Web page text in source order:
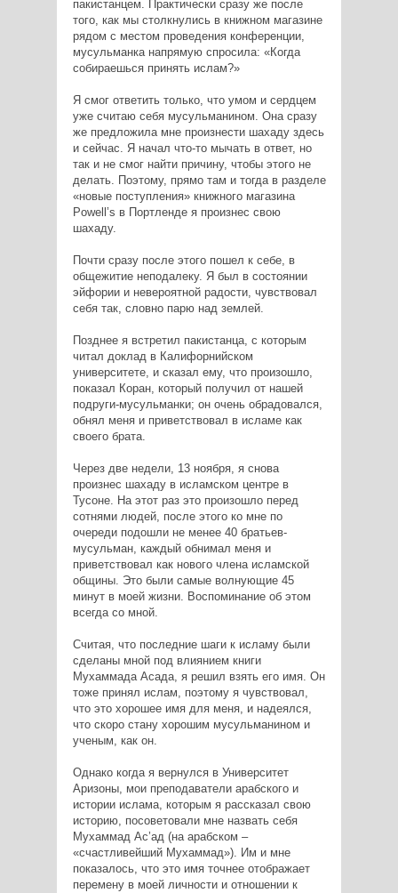
пакистанцем. Практически сразу же после
того, как мы столкнулись в книжном магазине
рядом с местом проведения конференции,
мусульманка напрямую спросила: «Когда
собираешься принять ислам?»
Я смог ответить только, что умом и сердцем
уже считаю себя мусульманином. Она сразу
же предложила мне произнести шахаду здесь
и сейчас. Я начал что-то мычать в ответ, но
так и не смог найти причину, чтобы этого не
делать. Поэтому, прямо там и тогда в разделе
«новые поступления» книжного магазина
Powell’s в Портленде я произнес свою
шахаду.
Почти сразу после этого пошел к себе, в
общежитие неподалеку. Я был в состоянии
эйфории и невероятной радости, чувствовал
себя так, словно парю над землей.
Позднее я встретил пакистанца, с которым
читал доклад в Калифорнийском
университете, и сказал ему, что произошло,
показал Коран, который получил от нашей
подруги-мусульманки; он очень обрадовался,
обнял меня и приветствовал в исламе как
своего брата.
Через две недели, 13 ноября, я снова
произнес шахаду в исламском центре в
Тусоне. На этот раз это произошло перед
сотнями людей, после этого ко мне по
очереди подошли не менее 40 братьев-
мусульман, каждый обнимал меня и
приветствовал как нового члена исламской
общины. Это были самые волнующие 45
минут в моей жизни. Воспоминание об этом
всегда со мной.
Считая, что последние шаги к исламу были
сделаны мной под влиянием книги
Мухаммада Асада, я решил взять его имя. Он
тоже принял ислам, поэтому я чувствовал,
что это хорошее имя для меня, и надеялся,
что скоро стану хорошим мусульманином и
ученым, как он.
Однако когда я вернулся в Университет
Аризоны, мои преподаватели арабского и
истории ислама, которым я рассказал свою
историю, посоветовали мне назвать себя
Мухаммад Ас’ад (на арабском –
«счастливейший Мухаммад»). Им и мне
показалось, что это имя точнее отображает
перемену в моей личности и отношении к